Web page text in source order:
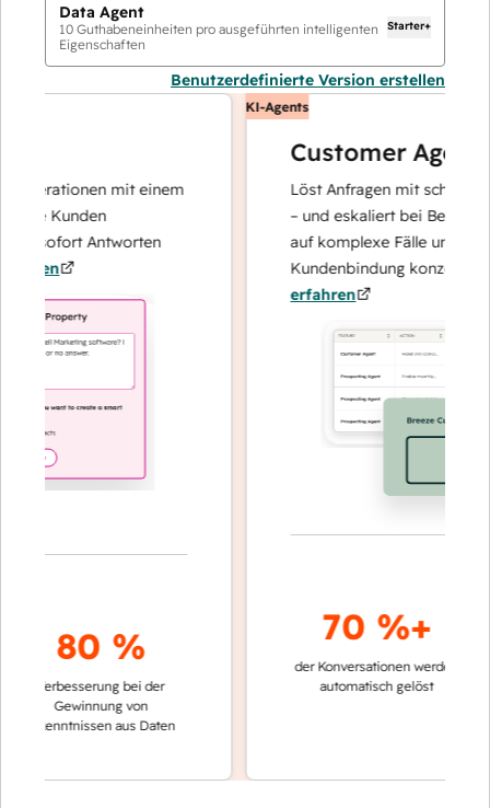
Data Agent
10 Guthabeneinheiten pro ausgeführten intelligenten
Eigenschaften
Starter+
Benutzerdefinierte Version erstellen
mit einem
Kunden
sofort Antworten
80 %
Verbesserung bei der
Gewinnung von
aus Daten
KI-Agents
Customer Agent
Löst Anfragen mit schnellen,
– und eskaliert bei Bedarf,
auf komplexe Fälle und den
Kundenbindung konzentrieren
erfahren
70 %+
der Konversationen werden
automatisch gelöst